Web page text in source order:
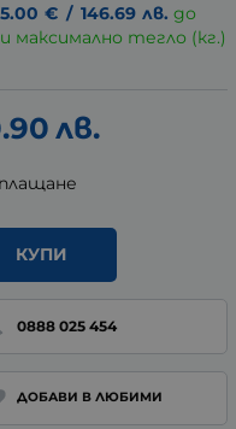
€ / 146.69 лв. до
максимално тегло (кг.)
лв.
КУПИ
0888 025 454
ДОБАВИ В ЛЮБИМИ